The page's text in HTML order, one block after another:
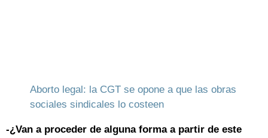
Aborto legal: la CGT se opone a que las obras
sociales sindicales lo costeen
-¿Van a proceder de alguna forma a partir de este